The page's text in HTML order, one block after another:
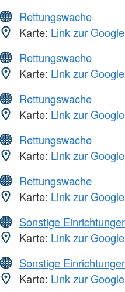
Rettungswache
Karte: Link zur
Rettungswache
Karte: Link zur
Rettungswache
Karte: Link zur
Rettungswache
Karte: Link zur
Rettungswache
Karte: Link zur
Sonstige
Karte: Link zur
Sonstige
Karte: Link zur